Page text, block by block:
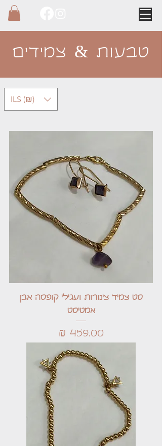
טבעות & צמידים
ILS (₪)
סט צמיד צינורות ועגילי קופסה אבן
אמטיסט
מחיר